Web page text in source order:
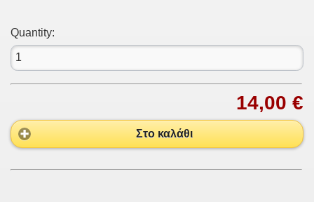
Quantity:
14,00 €
Στο καλάθι